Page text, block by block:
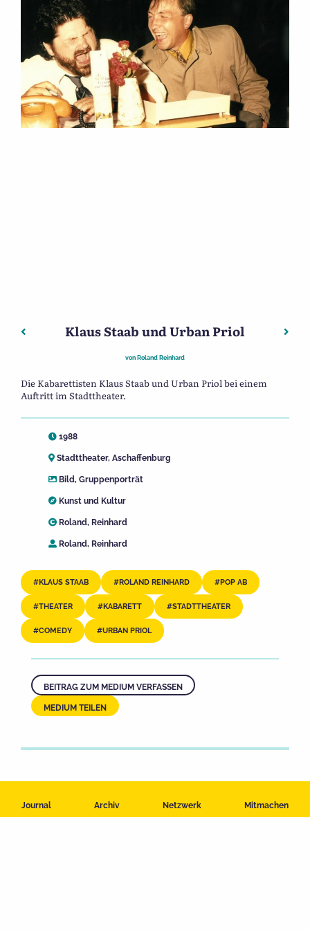
Journal Archiv Netzwerk Mitmachen
Beitragsnavigation
Vorheriger: Urban Priol
Klaus Staab und Urban Priol
von Roland Reinhard
Die Kabarettisten Klaus Staab und Urban Priol bei einem
Auftritt im Stadttheater.
1988
Stadttheater, Aschaffenburg
Bild, Gruppenporträt
Kunst und Kultur
Roland, Reinhard
Roland, Reinhard
KLAUS STAAB ROLAND REINHARD POP AB
THEATER KABARETT STADTTHEATER
COMEDY URBAN PRIOL
BEITRAG ZUM MEDIUM VERFASSEN
MEDIUM TEILEN